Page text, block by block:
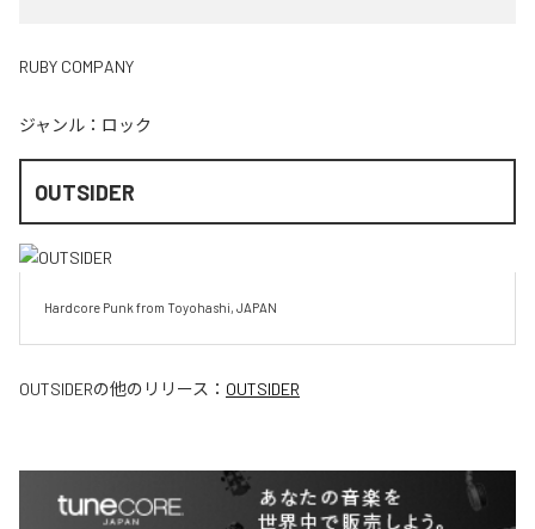
RUBY COMPANY
ジャンル： ロック
OUTSIDER
Hardcore Punk from Toyohashi, JAPAN
OUTSIDERの他のリリース： OUTSIDER